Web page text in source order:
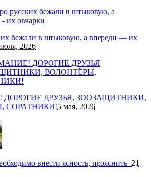
бежали в штыковую, а впереди — их
2026
ДРУЗЬЯ, ЗООЗАЩИТНИКИ,
СОРАТНИКИ!5 мая, 2026
внести ясность, прояснить 21